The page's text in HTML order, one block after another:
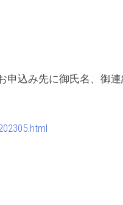
込み先に御氏名、御